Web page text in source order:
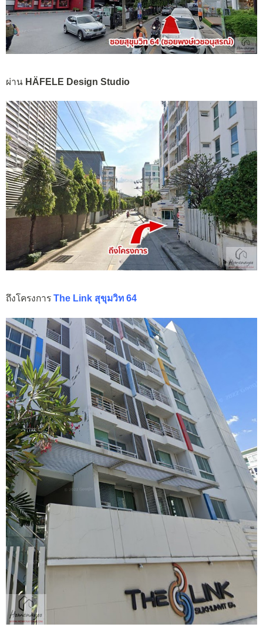
ผ่าน HÄFELE Design Studio
ถึงโครงการ The Link สุขุมวิท 64